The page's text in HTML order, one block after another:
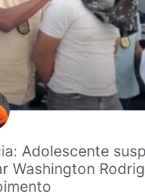
Adolescente
Washington